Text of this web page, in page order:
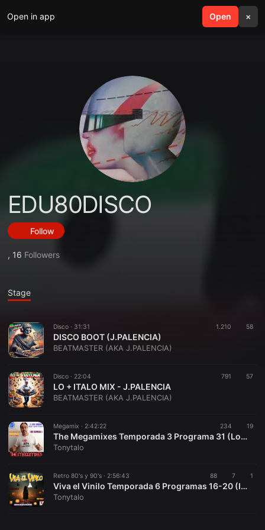
Open in app Open ×
search menu
EDU80DISCO
Follow
, 16 Followers
Stage
Disco · 31:31 1.210 58
DISCO BOOT (J.PALENCIA)
BEATMASTER (AKA J.PALENCIA)
Disco · 22:04 791 57
LO + ITALO MIX - J.PALENCIA
BEATMASTER (AKA J.PALENCIA)
Megamix · 2:42:22 234 19
The Megamixes Temporada 3 Programa 31 (Lo Mejor de Tonytalo de 2022)
Tonytalo
Retro 80's y 90's · 2:56:43 88 7 1
Viva el Vinilo Temporada 6 Programas 16-20 (Incluye Especial Halloween 2024)
Tonytalo